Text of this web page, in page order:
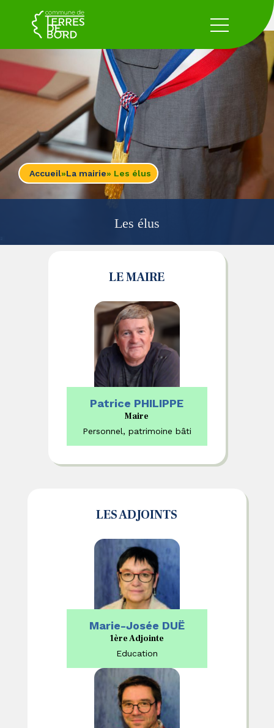
Les élus
Accueil»La mairie» Les élus
LE MAIRE
Patrice PHILIPPE
Maire
Personnel, patrimoine bâti
LES ADJOINTS
Marie-Josée DUË
1ère Adjointe
Education